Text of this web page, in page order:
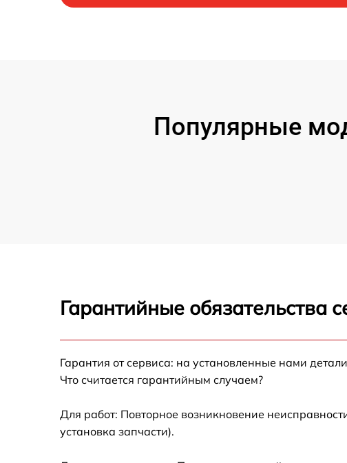
Популярные
Гарантийные обязательства
Гарантия от сервиса: на установленные нами
Что считается гарантийным случаем?
Для работ: Повторное возникновение
установка запчасти).